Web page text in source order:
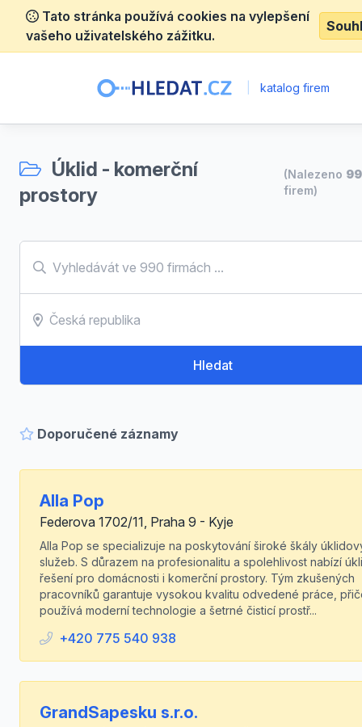
Tato stránka používá cookies na vylepšení
vašeho uživatelského zážitku.
katalog firem
Úklid - komerční
prostory
(Nalezeno
firem)
Hledat
Doporučené záznamy
Alla Pop
Federova 1702/11, Praha 9 - Kyje
Alla Pop se specializuje na poskytování široké škály
služeb. S důrazem na profesionalitu a spolehlivost nabízí
řešení pro domácnosti i komerční prostory. Tým zkušených
pracovníků garantuje vysokou kvalitu odvedené práce,
používá moderní technologie a šetrné čisticí prostř...
+420 775 540 938
GrandSapesku s.r.o.